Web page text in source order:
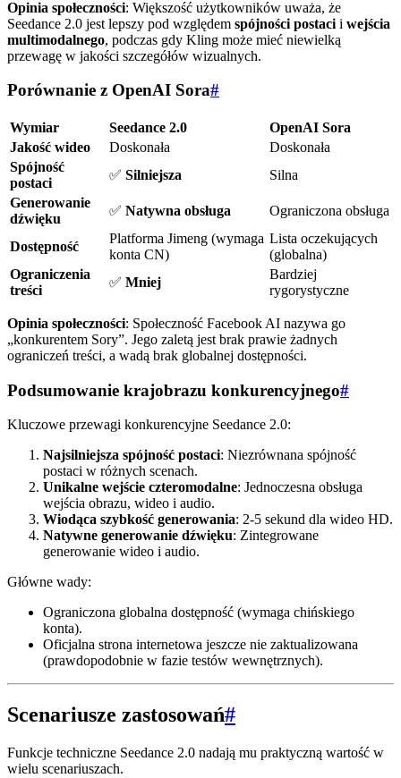
Opinia społeczności: Większość użytkowników uważa, że
Seedance 2.0 jest lepszy pod względem spójności postaci i wejścia
multimodalnego, podczas gdy Kling może mieć niewielką
przewagę w jakości szczegółów wizualnych.
Porównanie z OpenAI Sora#
Wymiar Seedance 2.0
OpenAI Sora
Jakość wideo
Doskonała
Doskonała
Spójność
postaci
✅ Silniejsza
Silna
Generowanie
dźwięku
✅ Natywna obsługa Ograniczona obsługa
Dostępność
Platforma Jimeng (wymaga
konta CN)
Lista oczekujących
(globalna)
Ograniczenia
treści
✅ Mniej
Bardziej
rygorystyczne
Opinia społeczności: Społeczność Facebook AI nazywa go
„konkurentem Sory”. Jego zaletą jest brak prawie żadnych
ograniczeń treści, a wadą brak globalnej dostępności.
Podsumowanie krajobrazu konkurencyjnego#
Kluczowe przewagi konkurencyjne Seedance 2.0:
Najsilniejsza spójność postaci: Niezrównana spójność
postaci w różnych scenach.
Unikalne wejście czteromodalne: Jednoczesna obsługa
wejścia obrazu, wideo i audio.
Wiodąca szybkość generowania: 2-5 sekund dla wideo HD.
Natywne generowanie dźwięku: Zintegrowane
generowanie wideo i audio.
Główne wady:
Ograniczona globalna dostępność (wymaga chińskiego
konta).
Oficjalna strona internetowa jeszcze nie zaktualizowana
(prawdopodobnie w fazie testów wewnętrznych).
Scenariusze zastosowań#
Funkcje techniczne Seedance 2.0 nadają mu praktyczną wartość w
wielu scenariuszach.